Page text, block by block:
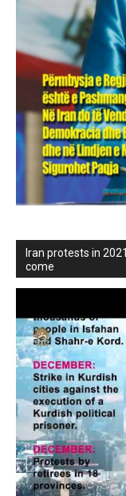
Iran protests in
come